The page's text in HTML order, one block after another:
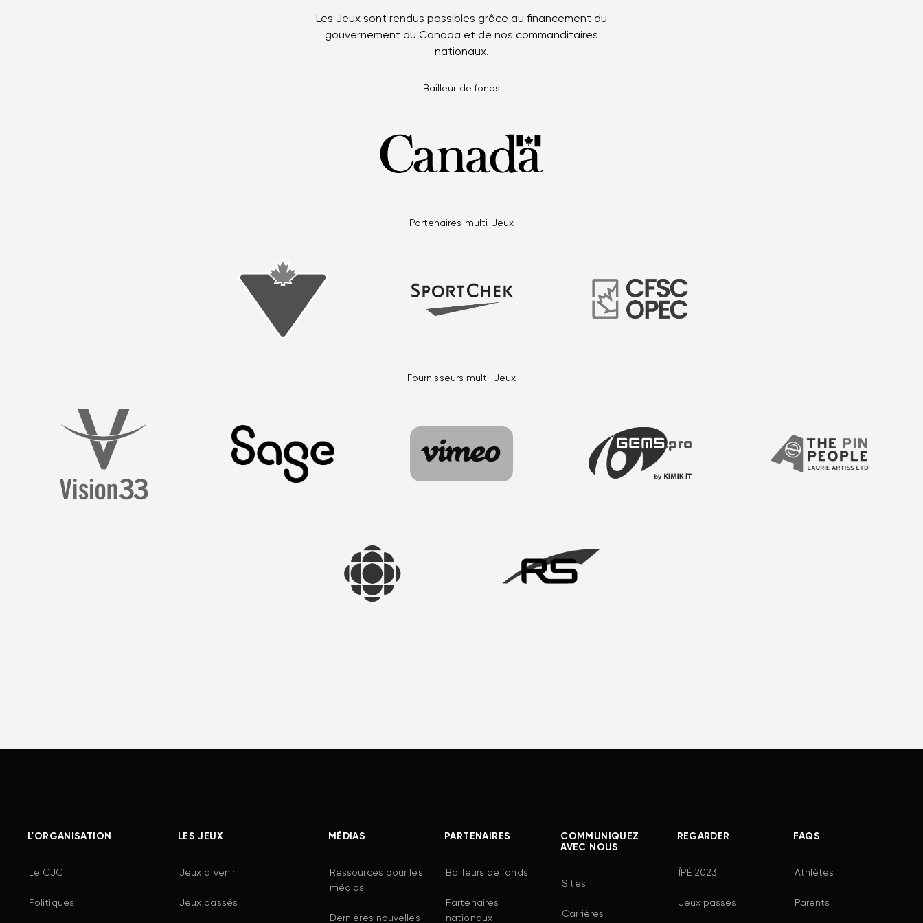
Les Jeux sont rendus possibles grâce au financement du
gouvernement du Canada et de nos commanditaires
nationaux.
Bailleur de fonds
Partenaires multi-Jeux
Fournisseurs multi-Jeux
L'ORGANISATION
Le CJC
Politiques
LES JEUX
Jeux à venir
Jeux passés
MÉDIAS
Ressources pour les
médias
Dernières nouvelles
PARTENAIRES
Bailleurs de fonds
Partenaires
nationaux
COMMUNIQUEZ
AVEC NOUS
Sites
Carrières
REGARDER
ÎPÉ 2023
Jeux passés
FAQS
Athlètes
Parents